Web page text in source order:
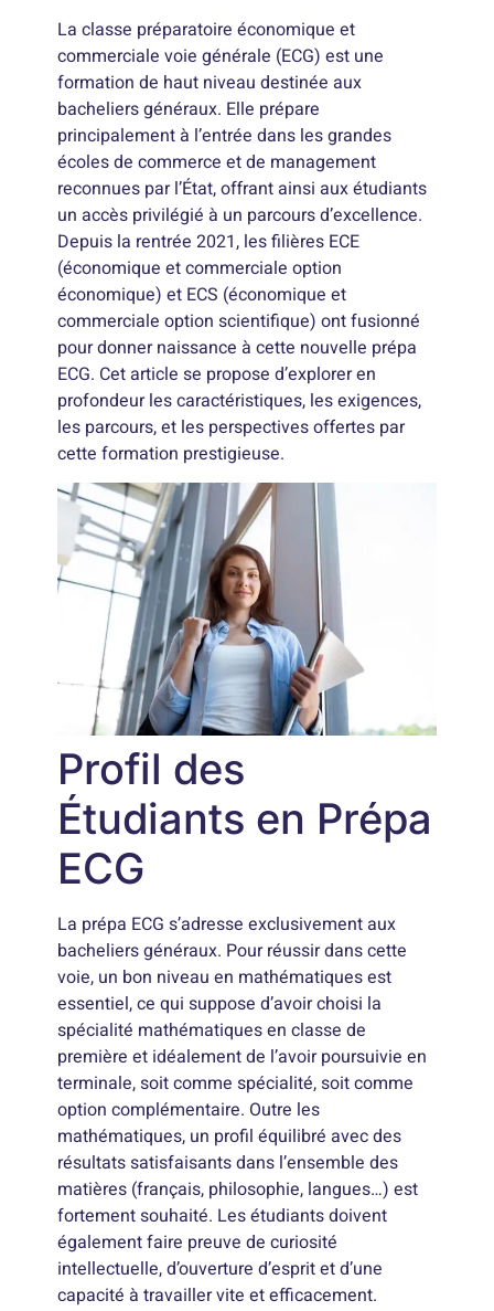
La classe préparatoire économique et
commerciale voie générale (ECG) est une
formation de haut niveau destinée aux
bacheliers généraux. Elle prépare
principalement à l’entrée dans les grandes
écoles de commerce et de management
reconnues par l’État, offrant ainsi aux étudiants
un accès privilégié à un parcours d’excellence.
Depuis la rentrée 2021, les filières ECE
(économique et commerciale option
économique) et ECS (économique et
commerciale option scientifique) ont fusionné
pour donner naissance à cette nouvelle prépa
ECG. Cet article se propose d’explorer en
profondeur les caractéristiques, les exigences,
les parcours, et les perspectives offertes par
cette formation prestigieuse.
Profil des
Étudiants en Prépa
ECG
La prépa ECG s’adresse exclusivement aux
bacheliers généraux. Pour réussir dans cette
voie, un bon niveau en mathématiques est
essentiel, ce qui suppose d’avoir choisi la
spécialité mathématiques en classe de
première et idéalement de l’avoir poursuivie en
terminale, soit comme spécialité, soit comme
option complémentaire. Outre les
mathématiques, un profil équilibré avec des
résultats satisfaisants dans l’ensemble des
matières (français, philosophie, langues…) est
fortement souhaité. Les étudiants doivent
également faire preuve de curiosité
intellectuelle, d’ouverture d’esprit et d’une
capacité à travailler vite et efficacement.